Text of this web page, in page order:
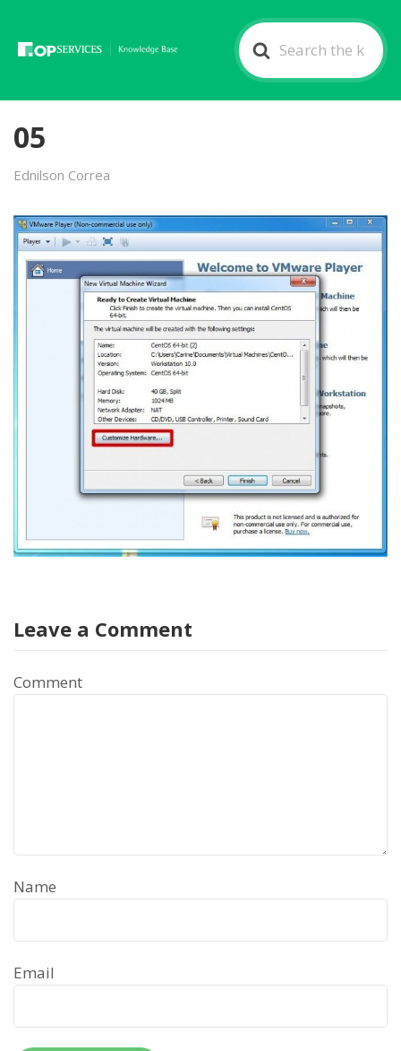
Search
For
05
Ednilson Correa
Leave a Comment
Comment
Name
Email